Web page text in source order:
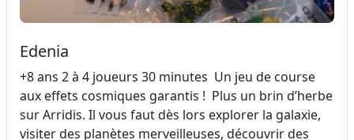
Edenia
+8 ans 2 à 4 joueurs 30 minutes Un jeu de course
aux effets cosmiques garantis ! Plus un brin d’herbe
sur Arridis. Il vous faut dès lors explorer la galaxie,
visiter des planètes merveilleuses, découvrir des